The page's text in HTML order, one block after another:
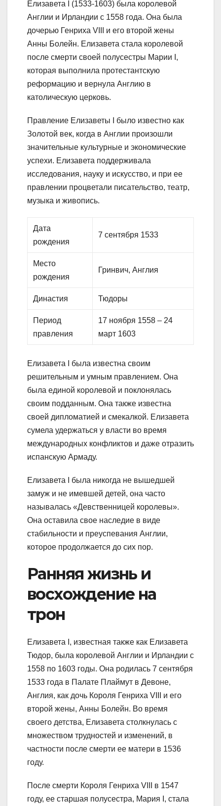
Елизавета I (1533-1603) была королевой
Англии и Ирландии с 1558 года. Она была
дочерью Генриха VIII и его второй жены
Анны Болейн. Елизавета стала королевой
после смерти своей полусестры Марии I,
которая выполнила протестантскую
реформацию и вернула Англию в
католическую церковь.
Правление Елизаветы I было известно как
Золотой век, когда в Англии произошли
значительные культурные и экономические
успехи. Елизавета поддерживала
исследования, науку и искусство, и при ее
правлении процветали писательство, театр,
музыка и живопись.
Дата
рождения
7 сентября 1533
Место
рождения
Гринвич, Англия
Династия Тюдоры
Период
правления
17 ноября 1558 – 24
март 1603
Елизавета I была известна своим
решительным и умным правлением. Она
была единой королевой и поклонялась
своим подданным. Она также известна
своей дипломатией и смекалкой. Елизавета
сумела удержаться у власти во время
международных конфликтов и даже отразить
испанскую Армаду.
Елизавета I была никогда не вышедшей
замуж и не имевшей детей, она часто
называлась «Девственницей королевы».
Она оставила свое наследие в виде
стабильности и преуспевания Англии,
которое продолжается до сих пор.
Ранняя жизнь и
восхождение на
трон
Елизавета I, известная также как Елизавета
Тюдор, была королевой Англии и Ирландии с
1558 по 1603 годы. Она родилась 7 сентября
1533 года в Палате Плаймут в Девоне,
Англия, как дочь Короля Генриха VIII и его
второй жены, Анны Болейн. Во время
своего детства, Елизавета столкнулась с
множеством трудностей и изменений, в
частности после смерти ее матери в 1536
году.
После смерти Короля Генриха VIII в 1547
году, ее старшая полусестра, Мария I, стала